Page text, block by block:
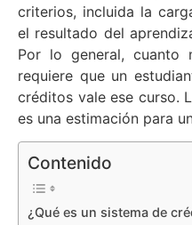
criterios, incluida la
el resultado del
Por lo general, cuanto
requiere que un
créditos vale ese curso.
es una estimación para
Contenido
¿Qué es un sistema de